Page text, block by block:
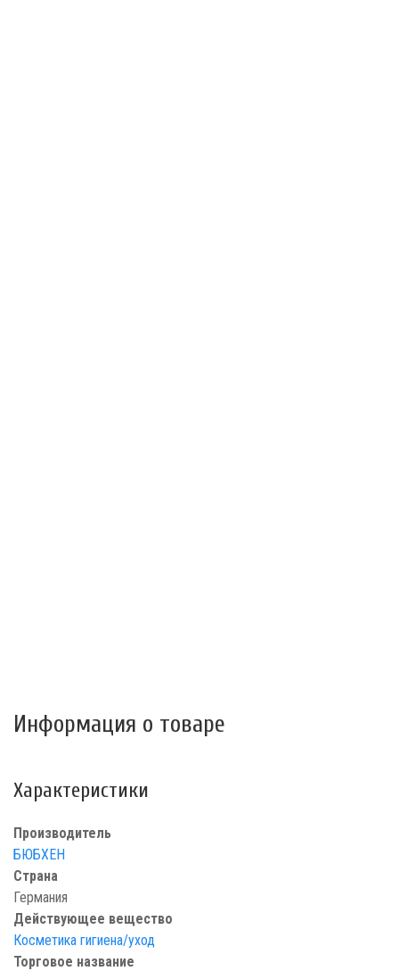
Информация о товаре
Характеристики
Производитель
БЮБХЕН
Страна
Германия
Действующее вещество
Косметика гигиена/уход
Торговое название